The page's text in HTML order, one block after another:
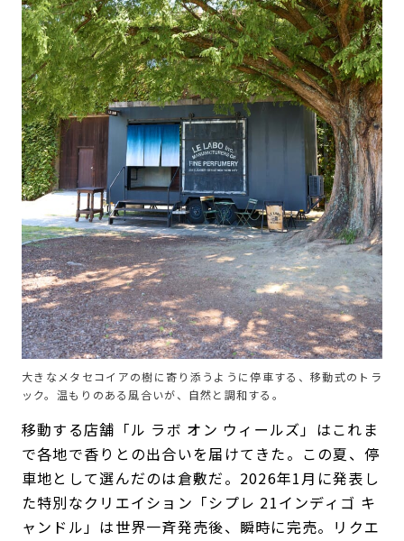
大きなメタセコイアの樹に寄り添うように停車する、移動式のトラ
ック。温もりのある風合いが、自然と調和する。
移動する店舗「ル ラボ オン ウィールズ」はこれま
で各地で香りとの出合いを届けてきた。この夏、停
車地として選んだのは倉敷だ。2026年1月に発表し
た特別なクリエイション「シプレ 21インディゴ キ
ャンドル」は世界一斉発売後、瞬時に完売。リクエ